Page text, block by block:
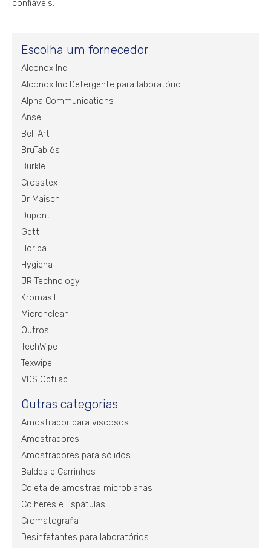
confiáveis.
Escolha um fornecedor
Alconox Inc
Alconox Inc Detergente para laboratório
Alpha Communications
Ansell
Bel-Art
BruTab 6s
Bürkle
Crosstex
Dr Maisch
Dupont
Gett
Horiba
Hygiena
JR Technology
Kromasil
Micronclean
Outros
TechWipe
Texwipe
VDS Optilab
Outras categorias
Amostrador para viscosos
Amostradores
Amostradores para sólidos
Baldes e Carrinhos
Coleta de amostras microbianas
Colheres e Espátulas
Cromatografia
Desinfetantes para laboratórios